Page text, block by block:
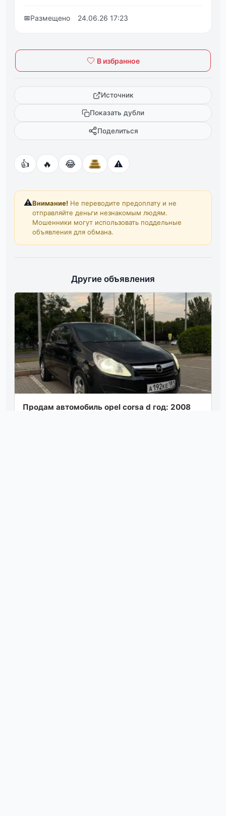
📅Размещено 24.06.26 17:23
В избранное
Источник
Показать дубли
Поделиться
👍 🔥 😂 ⚠️
⚠️Внимание! Не переводите предоплату и не
отправляйте деньги незнакомым людям.
Мошенники могут использовать поддельные
объявления для обмана.
Другие объявления
Продам автомобиль opel corsa d год: 2008